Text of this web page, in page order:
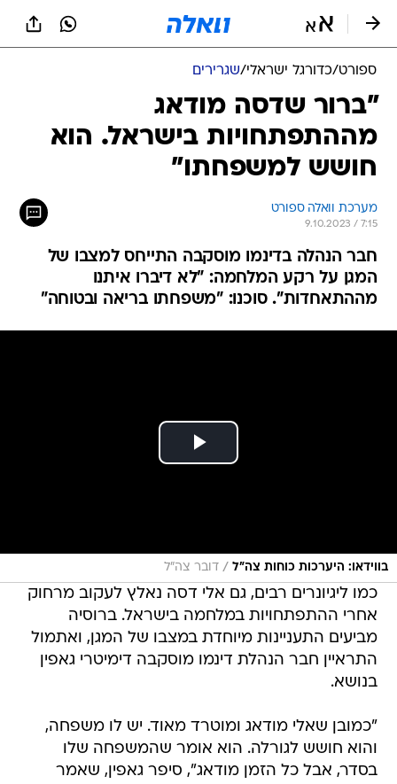
ספורט/כדורגל ישראלי/שגרירים
"ברור שדסה מודאג
מההתפתחויות בישראל. הוא
חושש למשפחתו"
מערכת וואלה ספורט
9.10.2023 / 7:15
חבר הנהלה בדינמו מוסקבה התייחס למצבו של
המגן על רקע המלחמה: "לא דיברו איתנו
מההתאחדות". סוכנו: "משפחתו בריאה ובטוחה"
בווידאו: היערכות כוחות צה״ל / דובר צה"ל
כמו ליגיונרים רבים, גם אלי דסה נאלץ לעקוב מרחוק
אחרי ההתפתחויות במלחמה בישראל. ברוסיה
מביעים התעניינות מיוחדת במצבו של המגן, ואתמול
התראיין חבר הנהלת דינמו מוסקבה דימיטרי גאפין
בנושא.
"כמובן שאלי מודאג ומוטרד מאוד. יש לו משפחה,
והוא חושש לגורלה. הוא אומר שהמשפחה שלו
בסדר, אבל כל הזמן מודאג", סיפר גאפין, שאמר